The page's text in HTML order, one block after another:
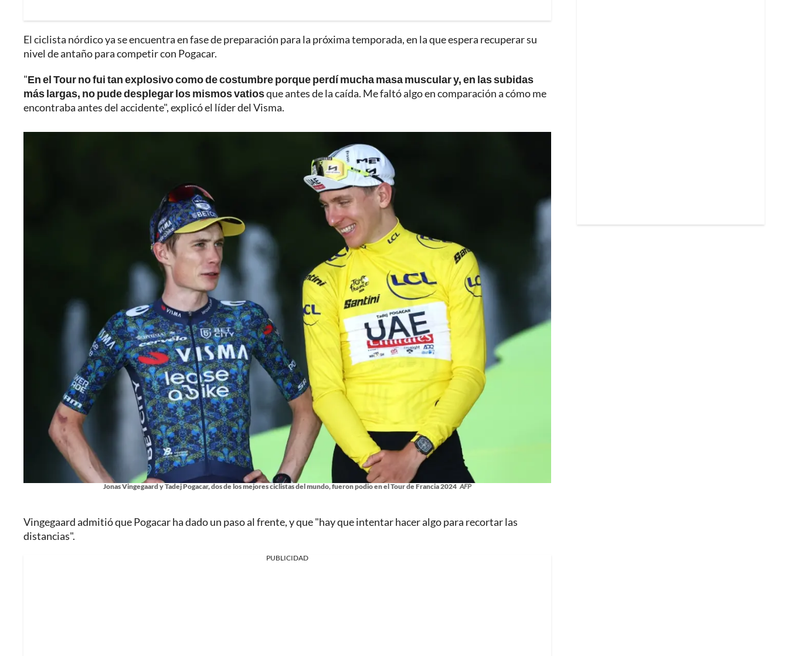
El ciclista nórdico ya se encuentra en fase de preparación para la próxima temporada, en la que espera recuperar su
nivel de antaño para competir con Pogacar.
"En el Tour no fui tan explosivo como de costumbre porque perdí mucha masa muscular y, en las subidas
más largas, no pude desplegar los mismos vatiosque antes de la caída. Me faltó algo en comparación a cómo me
encontraba antes del accidente", explicó el líder del Visma.
Jonas Vingegaard y Tadej Pogacar, dos de los mejores ciclistas del mundo, fueron podio en el Tour de Francia 2024 AFP
Vingegaard admitió que Pogacar ha dado un paso al frente, y que "hay que intentar hacer algo para recortar las
distancias".
PUBLICIDAD